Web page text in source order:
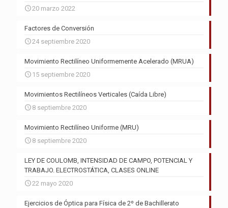
20 marzo 2022
Factores de Conversión
24 septiembre 2020
Movimiento Rectilíneo Uniformemente Acelerado (MRUA)
15 septiembre 2020
Movimientos Rectilíneos Verticales (Caída Libre)
8 septiembre 2020
Movimiento Rectilíneo Uniforme (MRU)
8 septiembre 2020
LEY DE COULOMB, INTENSIDAD DE CAMPO, POTENCIAL Y
TRABAJO. ELECTROSTÁTICA, CLASES ONLINE
22 mayo 2020
Ejercicios de Óptica para Física de 2º de Bachillerato